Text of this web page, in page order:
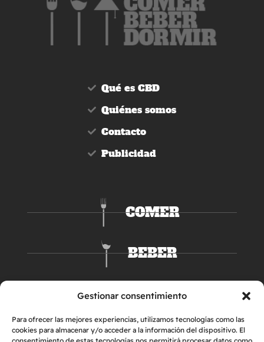
Gestionar consentimiento
Para ofrecer las mejores experiencias, utilizamos tecnologías como las
cookies para almacenar y/o acceder a la información del dispositivo. El
Qué es CBD
Quiénes somos
Contacto
Publicidad
COMER
BEBER
DORMIR